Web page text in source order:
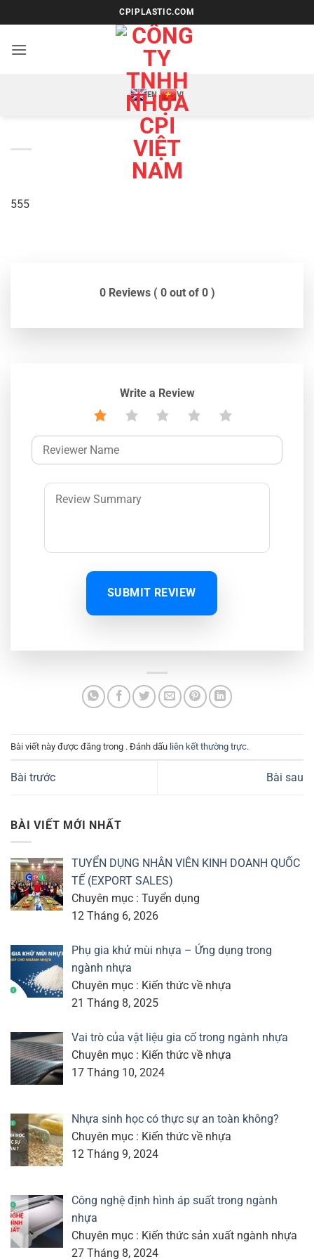
qua
nội
CPIPLASTIC.COM
EN VI
555
0 Reviews ( 0 out of 0 )
Write a Review
SUBMIT REVIEW
Bài viết này được đăng trong . Đánh dấu liên kết thường trực.
Bài trước Bài sau
BÀI VIẾT MỚI NHẤT
TUYỂN DỤNG NHÂN VIÊN KINH DOANH QUỐC
TẾ (EXPORT SALES)
Chuyên mục : Tuyển dụng
12 Tháng 6, 2026
Phụ gia khử mùi nhựa – Ứng dụng trong
ngành nhựa
Chuyên mục : Kiến thức về nhựa
21 Tháng 8, 2025
Vai trò của vật liệu gia cố trong ngành nhựa
Chuyên mục : Kiến thức về nhựa
17 Tháng 10, 2024
Nhựa sinh học có thực sự an toàn không?
Chuyên mục : Kiến thức về nhựa
12 Tháng 9, 2024
Công nghệ định hình áp suất trong ngành
nhựa
Chuyên mục : Kiến thức sản xuất ngành nhựa
27 Tháng 8, 2024